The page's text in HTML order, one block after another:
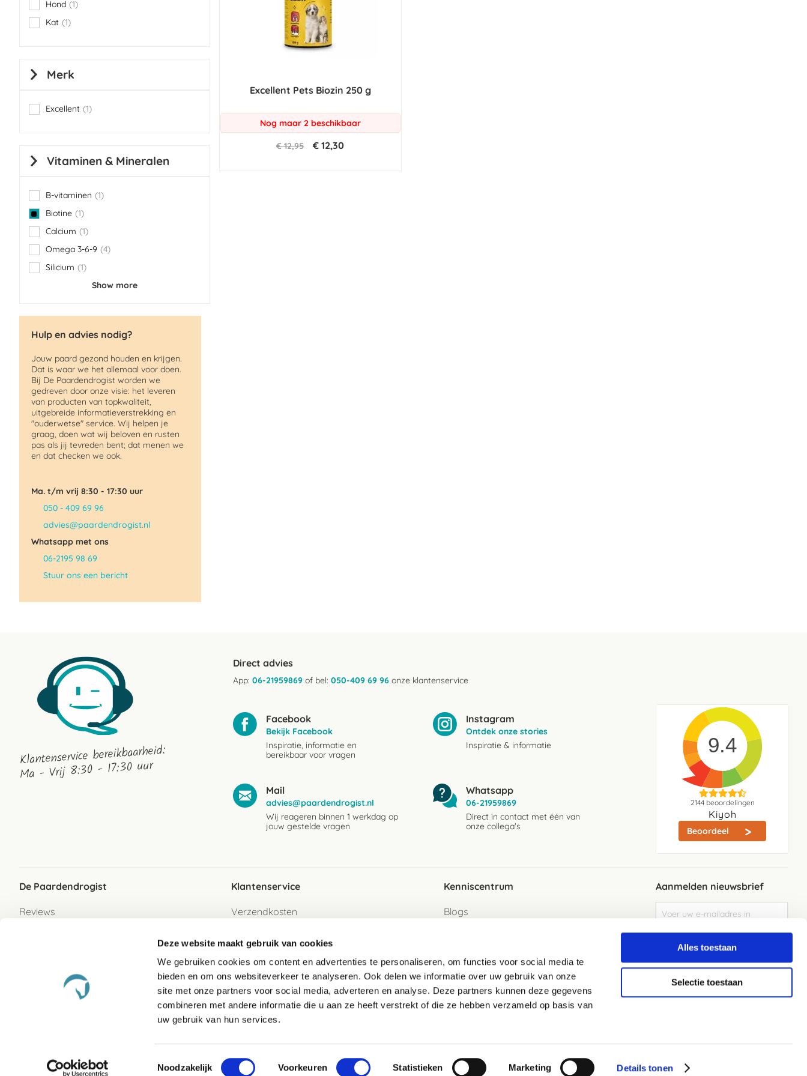
Deze website maakt gebruik van cookies
We gebruiken cookies om content en advertenties te personaliseren, om functies voor social media te
bieden en om ons websiteverkeer te analyseren. Ook delen we informatie over uw gebruik van onze
site met onze partners voor social media, adverteren en analyse. Deze partners kunnen deze gegevens
combineren met andere informatie die u aan ze heeft verstrekt of die ze hebben verzameld op basis van
uw gebruik van hun services.
Toestemmingsselectie
Noodzakelijk Voorkeuren Statistieken Marketing Details tonen
Alles toestaan
Selectie toestaan
Excellent Pets Biozin 250 g
Nog maar 2 beschikbaar
€ 12,95 € 12,30
Hond 1
item
Kat 1
item
Merk
Excellent 1
item
Vitaminen & Mineralen
B-vitaminen 1
item
Biotine 1
item
Calcium
1
item
Omega 3-6-9
4
items
Silicium
1
item
Show more
Hulp en advies nodig?
Jouw paard gezond houden en krijgen.
Dat is waar we het allemaal voor doen.
Bij De Paardendrogist worden we
gedreven door onze visie: het leveren
van producten van topkwaliteit,
uitgebreide informatieverstrekking en
"ouderwetse" service. Wij helpen je
graag, doen wat wij beloven en rusten
pas als jij tevreden bent; dat menen we
en dat checken we ook.
Ma. t/m vrij 8:30 - 17:30 uur
050 - 409 69 96
advies@paardendrogist.nl
Whatsapp met ons
06-2195 98 69
Stuur ons een bericht
Klantenservice bereikbaarheid:
Ma - Vrij 8:30 - 17:30 uur
Direct advies
App: 06-21959869 of bel: 050-409 69 96 onze klantenservice
Facebook
Bekijk Facebook
Inspiratie, informatie en
bereikbaar voor vragen
Instagram
Ontdek onze stories
Inspiratie & informatie
Mail
advies@paardendrogist.nl
Wij reageren binnen 1 werkdag op
jouw gestelde vragen
Whatsapp
06-21959869
Direct in contact met één van
onze collega's
9.4
2144beoordelingen
Kiyoh
Beoordeel
De Paardendrogist
Reviews
Klantenservice
Verzendkosten
Betaalwijzen
Retour
Retour sturen als gast
Garantie
Veelgestelde vragen
Kenniscentrum
Blogs
Aanmelden nieuwsbrief
u
op
Elke week de beste acties en het laaste